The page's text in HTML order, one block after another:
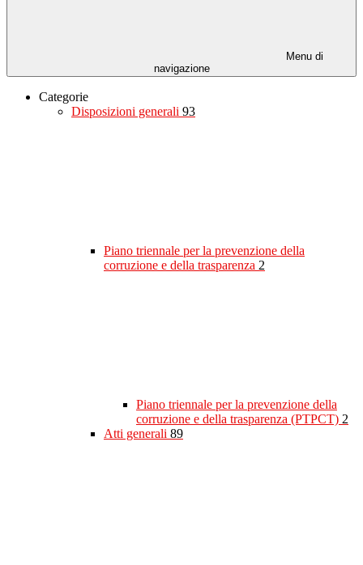
Menu di
navigazione
Categorie
Disposizioni generali 93
Piano triennale per la prevenzione della
corruzione e della trasparenza 2
Piano triennale per la prevenzione della
corruzione e della trasparenza (PTPCT) 2
Atti generali 89